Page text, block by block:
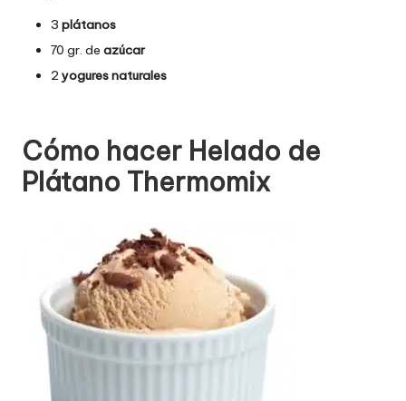
3 plátanos
70 gr. de azúcar
2 yogures naturales
Cómo hacer Helado de
Plátano Thermomix